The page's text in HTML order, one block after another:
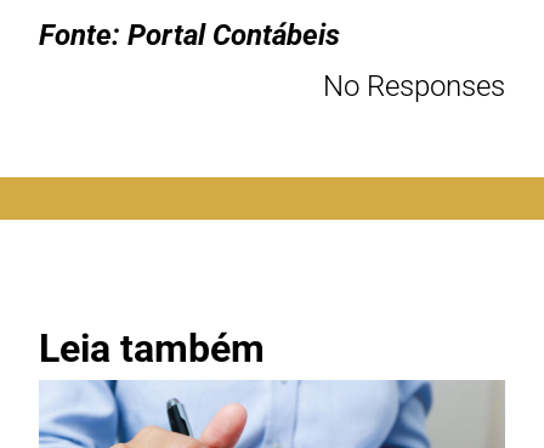
Fonte: Portal Contábeis
No Responses
Leia também